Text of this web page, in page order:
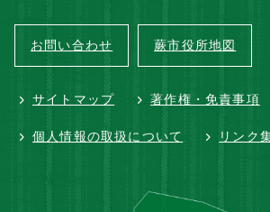
お問い合わせ 蕨市役所地図
サイトマップ 著作権・免責事項
個人情報の取扱について リンク